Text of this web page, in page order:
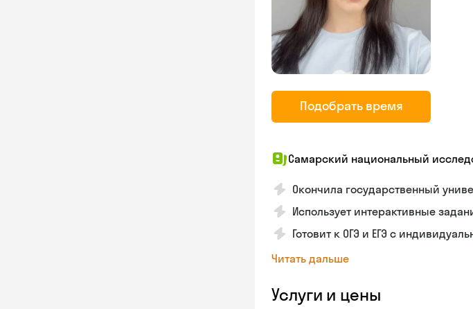
Подобрать время
Самарский национальный
Окончила государственный
Использует интерактивные
Готовит к ОГЭ и ЕГЭ с
Читать дальше
Услуги и цены